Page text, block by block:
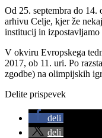
Od 25. septembra do
arhivu Celje, kjer že
institucij in izpostavljamo
V okviru Evropskega
2017, ob 11. uri. Po
zgodbe) na olimpijskih
Delite prispevek
deli
deli